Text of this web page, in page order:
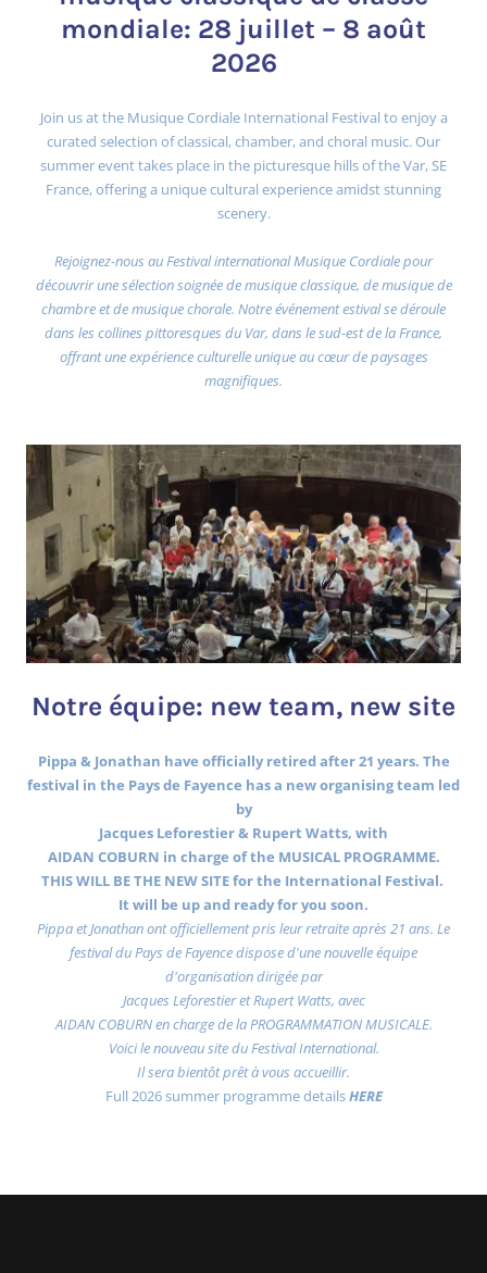
mondiale: 28 juillet – 8 août
2026
Join us at the Musique Cordiale International Festival to enjoy a
curated selection of classical, chamber, and choral music. Our
summer event takes place in the picturesque hills of the Var, SE
France, offering a unique cultural experience amidst stunning
scenery.
Rejoignez-nous au Festival international Musique Cordiale pour
découvrir une sélection soignée de musique classique, de musique de
chambre et de musique chorale. Notre événement estival se déroule
dans les collines pittoresques du Var, dans le sud-est de la France,
offrant une expérience culturelle unique au cœur de paysages
magnifiques.
Notre équipe: new team, new site
Pippa & Jonathan have officially retired after 21 years. The
festival in the Pays de Fayence has a new organising team led
by
Jacques Leforestier & Rupert Watts, with
AIDAN COBURN in charge of the MUSICAL PROGRAMME.
THIS WILL BE THE NEW SITE for the International Festival.
It will be up and ready for you soon.
Pippa et Jonathan ont officiellement pris leur retraite après 21 ans. Le
festival du Pays de Fayence dispose d'une nouvelle équipe
d'organisation dirigée par
Jacques Leforestier et Rupert Watts, avec
AIDAN COBURN en charge de la PROGRAMMATION MUSICALE.
Voici le nouveau site du Festival International.
Il sera bientôt prêt à vous accueillir.
Full 2026 summer programme detailsHERE